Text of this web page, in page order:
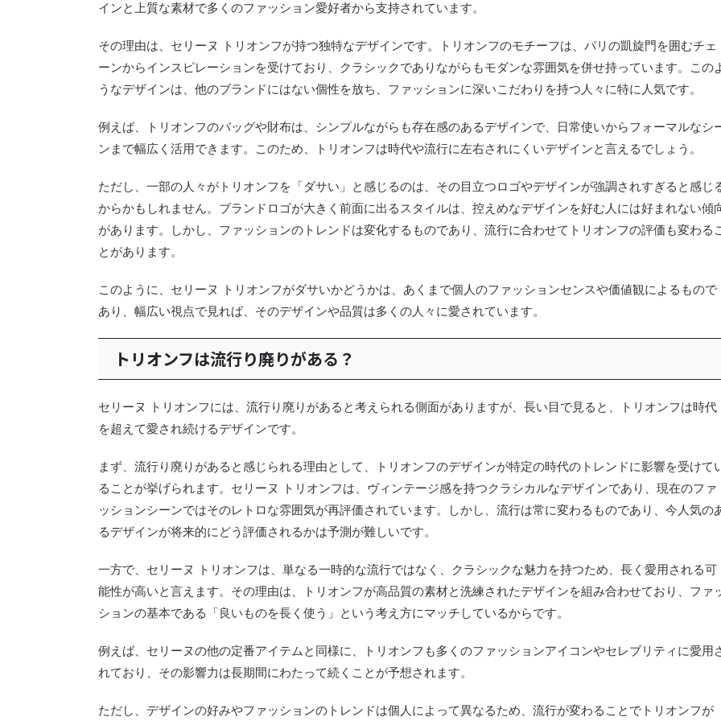
インと上質な素材で多くのファッション愛好者から支持されています。
その理由は、セリーヌ トリオンフが持つ独特なデザインです。トリオンフのモチーフは、パリの凱旋門を囲むチェ
ーンからインスピレーションを受けており、クラシックでありながらもモダンな雰囲気を併せ持っています。この
うなデザインは、他のブランドにはない個性を放ち、ファッションに深いこだわりを持つ人々に特に人気です。
例えば、トリオンフのバッグや財布は、シンプルながらも存在感のあるデザインで、日常使いからフォーマルなシ
ンまで幅広く活用できます。このため、トリオンフは時代や流行に左右されにくいデザインと言えるでしょう。
ただし、一部の人々がトリオンフを「ダサい」と感じるのは、その目立つロゴやデザインが強調されすぎると感じ
からかもしれません。ブランドロゴが大きく前面に出るスタイルは、控えめなデザインを好む人には好まれない傾
があります。しかし、ファッションのトレンドは変化するものであり、流行に合わせてトリオンフの評価も変わる
とがあります。
このように、セリーヌ トリオンフがダサいかどうかは、あくまで個人のファッションセンスや価値観によるもので
あり、幅広い視点で見れば、そのデザインや品質は多くの人々に愛されています。
トリオンフは流行り廃りがある？
セリーヌ トリオンフには、流行り廃りがあると考えられる側面がありますが、長い目で見ると、トリオンフは時代
を超えて愛され続けるデザインです。
まず、流行り廃りがあると感じられる理由として、トリオンフのデザインが特定の時代のトレンドに影響を受けて
ることが挙げられます。セリーヌ トリオンフは、ヴィンテージ感を持つクラシカルなデザインであり、現在のファ
ッションシーンではそのレトロな雰囲気が再評価されています。しかし、流行は常に変わるものであり、今人気の
るデザインが将来的にどう評価されるかは予測が難しいです。
一方で、セリーヌ トリオンフは、単なる一時的な流行ではなく、クラシックな魅力を持つため、長く愛用される可
能性が高いと言えます。その理由は、トリオンフが高品質の素材と洗練されたデザインを組み合わせており、ファ
ションの基本である「良いものを長く使う」という考え方にマッチしているからです。
例えば、セリーヌの他の定番アイテムと同様に、トリオンフも多くのファッションアイコンやセレブリティに愛用
れており、その影響力は長期間にわたって続くことが予想されます。
ただし、デザインの好みやファッションのトレンドは個人によって異なるため、流行が変わることでトリオンフが